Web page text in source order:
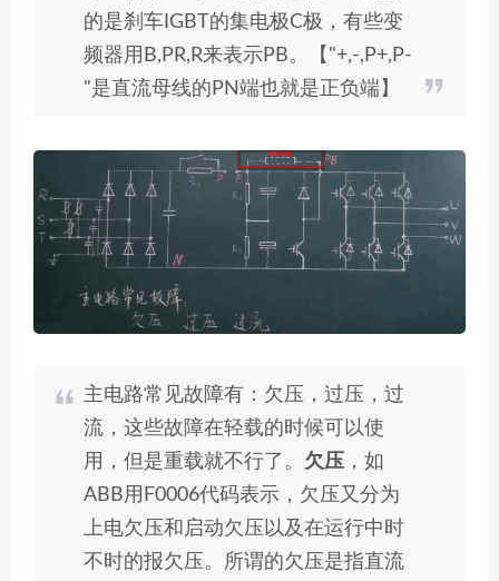
的是刹车IGBT的集电极C极，有些变
频器用B,PR,R来表示PB。【"+,-,P+,P-
"是直流母线的PN端也就是正负端】
主电路常见故障有：欠压，过压，过
流，这些故障在轻载的时候可以使
用，但是重载就不行了。 欠压 ，如
ABB用F0006代码表示，欠压又分为
上电欠压和启动欠压以及在运行中时
不时的报欠压。所谓的欠压是指直流